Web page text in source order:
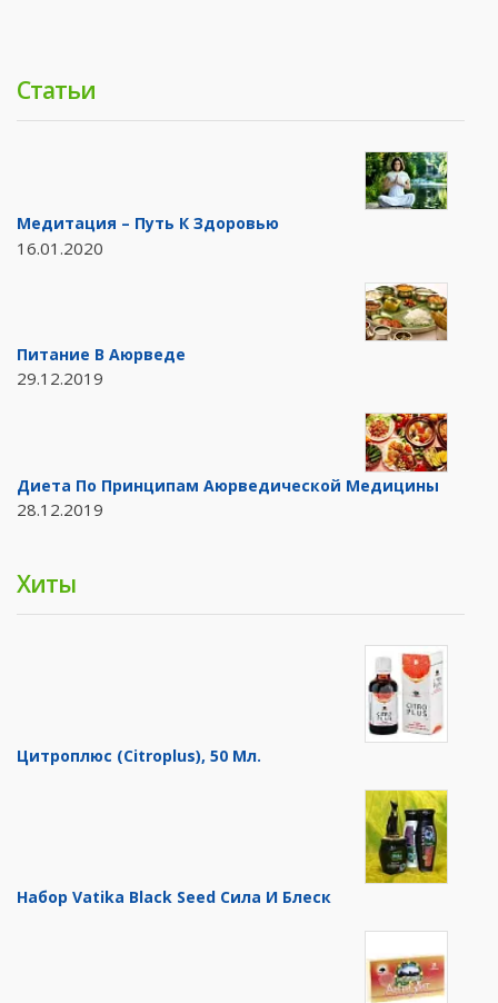
Статьи
Медитация – Путь К Здоровью
16.01.2020
Питание В Аюрведе
29.12.2019
Диета По Принципам Аюрведической Медицины
28.12.2019
Хиты
Цитроплюс (Citroplus), 50 Мл.
Набор Vatika Black Seed Сила И Блеск